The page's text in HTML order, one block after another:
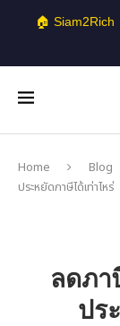
🏠 Siam2Rich
Home Blog
ประหยัดภาษีได้เท่าไหร่
ลดภา
ปร